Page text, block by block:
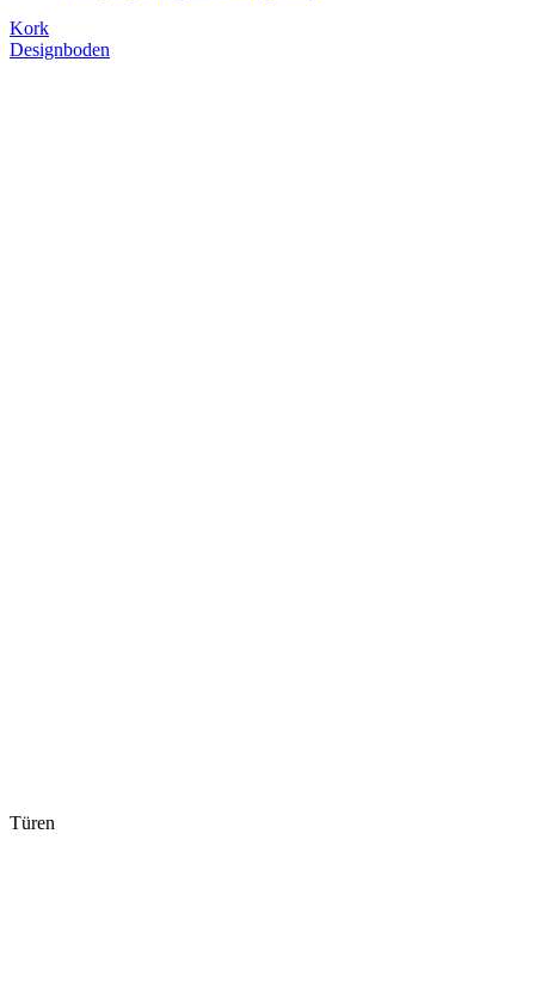
Kork
Designboden
Türen